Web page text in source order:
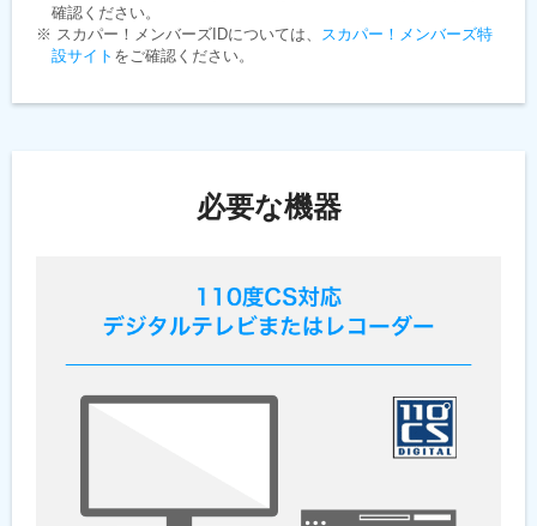
確認ください。
※ スカパー！メンバーズIDについては、
スカパー！メンバーズ特
設サイト をご確認ください。
必要な機器